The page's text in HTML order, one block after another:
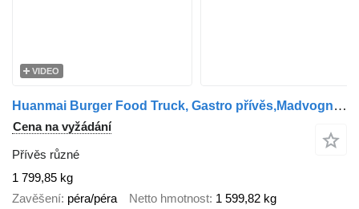
VIDEO
Huanmai Burger Food Truck, Gastro přívěs,Madvogn Foodtruck
Cena na vyžádání
Přívěs různé
1 799,85 kg
Zavěšení péra/péra Netto hmotnost 1 599,82 kg